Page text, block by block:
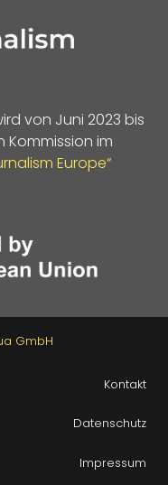
von Juni 2023 bis
Kommission im
Europe“
GmbH
Kontakt
Datenschutz
Impressum